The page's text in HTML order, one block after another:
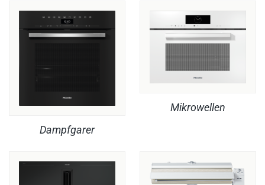
Dampfgarer
Mikrowellen